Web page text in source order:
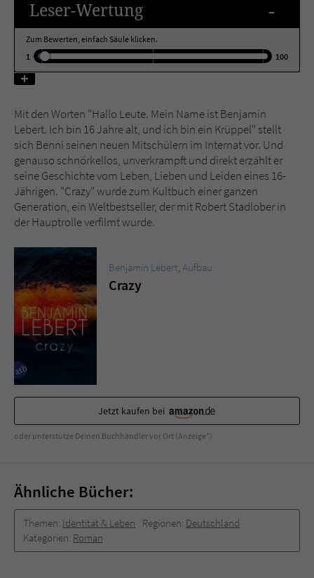
Leser-Wertung -
Zum Bewerten, einfach Säule klicken.
1
100
Mit den Worten "Hallo Leute. Mein Name ist Benjamin
Lebert. Ich bin 16 Jahre alt, und ich bin ein Krüppel" stellt
sich Benni seinen neuen Mitschülern im Internat vor. Und
genauso schnörkellos, unverkrampft und direkt erzählt er
seine Geschichte vom Leben, Lieben und Leiden eines 16-
Jährigen. "Crazy" wurde zum Kultbuch einer ganzen
Generation, ein Weltbestseller, der mit Robert Stadlober in
der Hauptrolle verfilmt wurde.
Benjamin Lebert,Aufbau
Crazy
Jetzt kaufen bei
oder unterstütze Deinen Buchhändler vor Ort (Anzeige*)
Ähnliche Bücher:
Themen: Identität & Leben Regionen: Deutschland
Kategorien: Roman
Name tx_pwcomments_ahash
Anbieter Literatur-Couch Medien GmbH & Co. KG
Zweck Cookie für Kommentare einzelner Buchtitel
Name fe_typo_user
Anbieter Literatur-Couch Medien GmbH & Co. KG
Zweck
Dieses Cookie gewährleistet die
Kommunikation der Webseite mit dem